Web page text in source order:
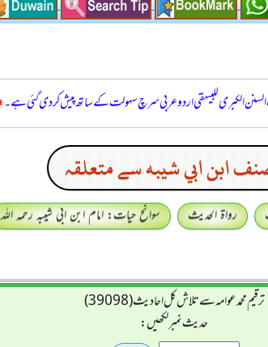
السنن الكبرى للبيهقي اردو عربی سرچ سہولت کے ساتھ پیش کر دی گئی ہے۔
ابن ابي شيبه سے متعلقہ
رواۃ الحدیث
سوانح حیات: امام ابن ابی شیبہ رحمہ اللہ
ترقیم محمدعوامہ سے تلاش کل احادیث (39098)
حدیث نمبر لکھیں: